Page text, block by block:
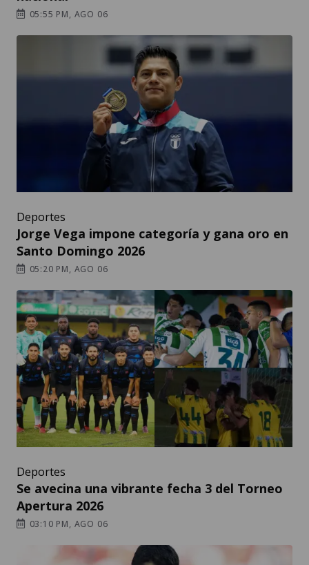
05:55 PM, AGO 06
Deportes
Jorge Vega impone categoría y gana oro en
Santo Domingo 2026
05:20 PM, AGO 06
Deportes
Se avecina una vibrante fecha 3 del Torneo
Apertura 2026
03:10 PM, AGO 06